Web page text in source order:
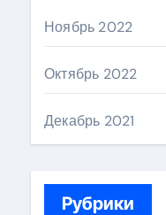
Ноябрь 2022
Октябрь 2022
Декабрь 2021
Рубрики